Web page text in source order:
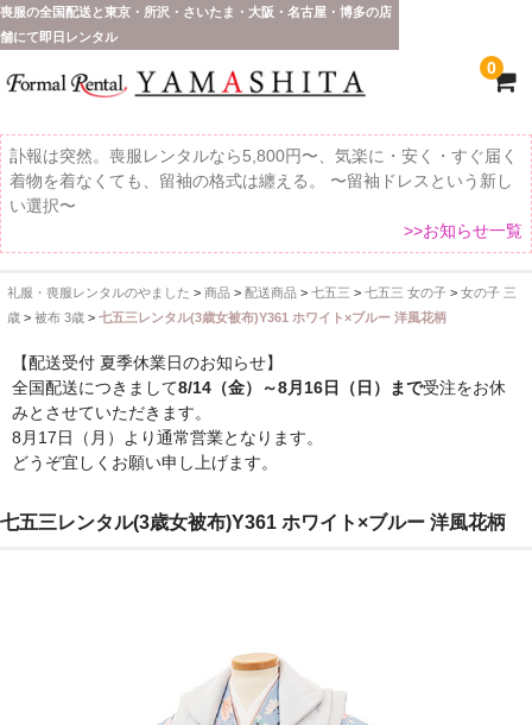
喪服の全国配送と東京・所沢・さいたま・大阪・名古屋・博多の店
舗にて即日レンタル
0
訃報は突然。喪服レンタルなら5,800円〜、気楽に・安く・すぐ届く
着物を着なくても、留袖の格式は纏える。 〜留袖ドレスという新し
い選択〜
>>お知らせ一覧
ホーム
全 国 配 送
受取り場所が選べます
東京即日バイク便
礼服・喪服レンタルのやました > 商品> 配送商品> 七五三 > 七五三 女の子 > 女の子 三
歳> 被布 3歳> 七五三レンタル(3歳女被布)Y361 ホワイト×ブルー 洋風花柄
【配送受付 夏季休業日のお知らせ】
全国配送につきまして8/14（金）～8月16日（日）まで受注をお休
みとさせていただきます。
8月17日（月）より通常営業となります。
どうぞ宜しくお願い申し上げます。
七五三レンタル(3歳女被布)Y361 ホワイト×ブルー 洋風花柄